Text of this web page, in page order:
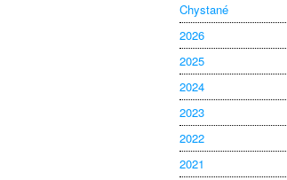
Chystané
2026
2025
2024
2023
2022
2021